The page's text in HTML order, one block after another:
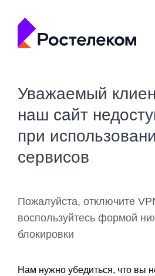
Уважаемый
наш сайт
при
сервисов
Пожалуйста, отключите
воспользуйтесь формой
блокировки
Нам нужно убедиться, что вы